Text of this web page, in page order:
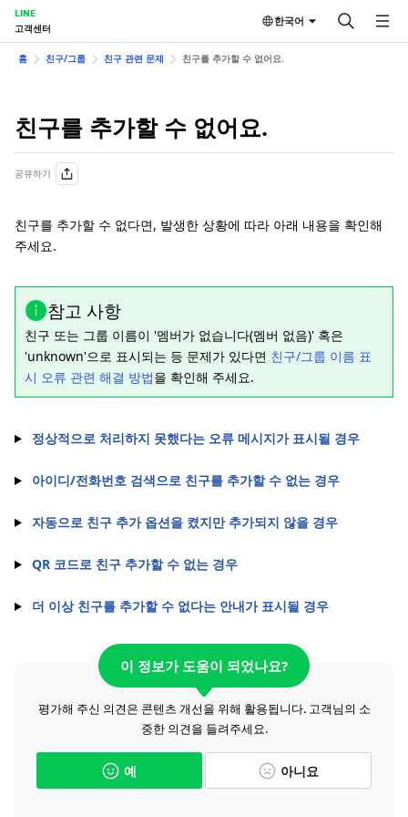
LINE
고객센터
한국어
홈 친구/그룹 친구 관련 문제 친구를 추가할 수 없어요.
친구를 추가할 수 없어요.
공유하기
친구를 추가할 수 없다면, 발생한 상황에 따라 아래 내용을 확인해
주세요.
참고 사항
친구 또는 그룹 이름이 '멤버가 없습니다(멤버 없음)' 혹은
'unknown'으로 표시되는 등 문제가 있다면 친구/그룹 이름 표
시 오류 관련 해결 방법을 확인해 주세요.
정상적으로 처리하지 못했다는 오류 메시지가 표시될 경우
아이디/전화번호 검색으로 친구를 추가할 수 없는 경우
자동으로 친구 추가 옵션을 켰지만 추가되지 않을 경우
QR 코드로 친구 추가할 수 없는 경우
더 이상 친구를 추가할 수 없다는 안내가 표시될 경우
이 정보가 도움이 되었나요?
평가해 주신 의견은 콘텐츠 개선을 위해 활용됩니다. 고객님의 소
중한 의견을 들려주세요.
예 아니요